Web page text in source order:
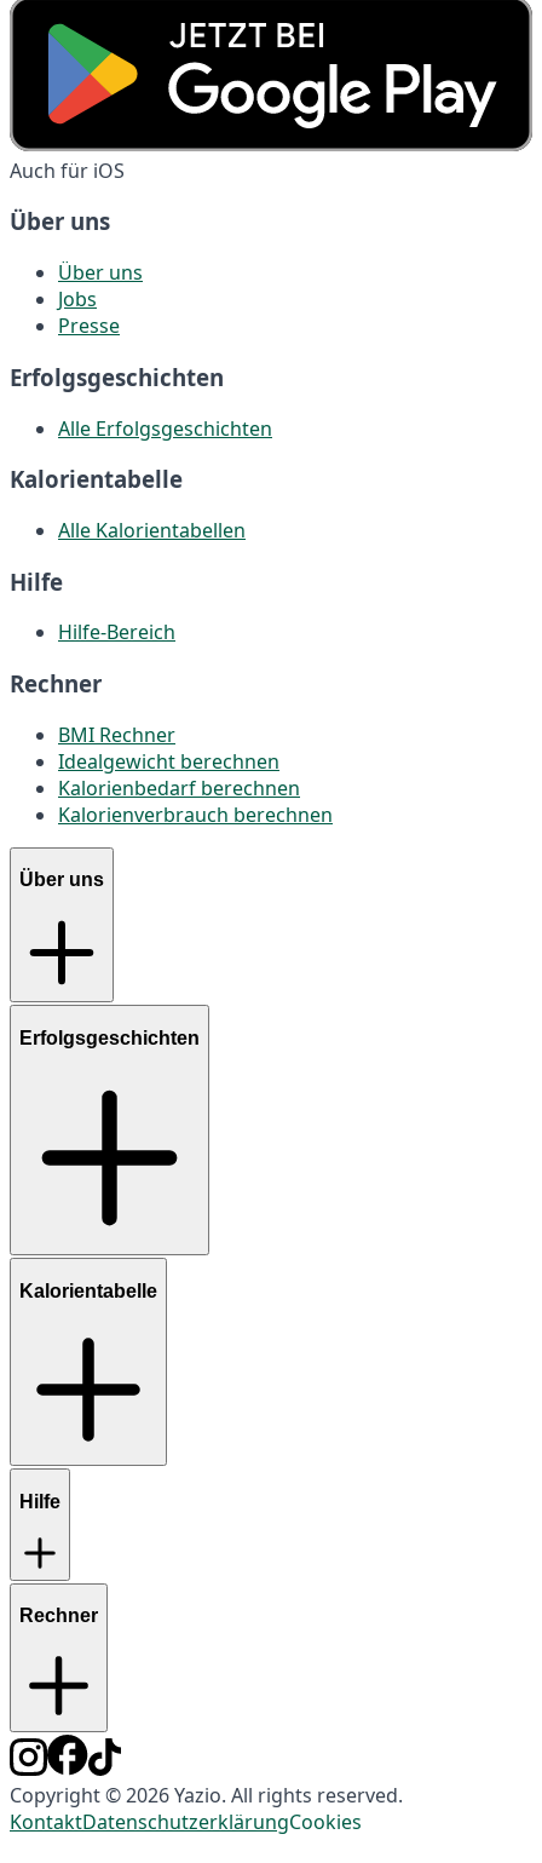
Auch für iOS
Über uns
Über uns
Jobs
Presse
Erfolgsgeschichten
Alle Erfolgsgeschichten
Kalorientabelle
Alle Kalorientabellen
Hilfe
Hilfe-Bereich
Rechner
BMI Rechner
Idealgewicht berechnen
Kalorienbedarf berechnen
Kalorienverbrauch berechnen
Über uns
Erfolgsgeschichten
Kalorientabelle
Hilfe
Rechner
Copyright © 2026 Yazio. All rights reserved.
KontaktDatenschutzerklärungCookies